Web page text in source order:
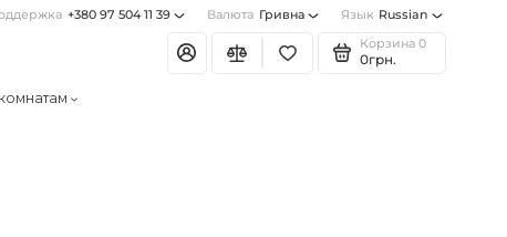
+380 97 504 11 39 Валюта Гривна Язык Russian
Корзина 0
0грн.